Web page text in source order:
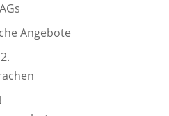
Angebote